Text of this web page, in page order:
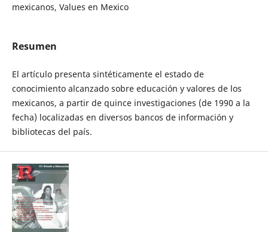
mexicanos, Values en Mexico
Resumen
El artículo presenta sintéticamente el estado de
conocimiento alcanzado sobre educación y valores de los
mexicanos, a partir de quince investigaciones (de 1990 a la
fecha) localizadas en diversos bancos de información y
bibliotecas del país.